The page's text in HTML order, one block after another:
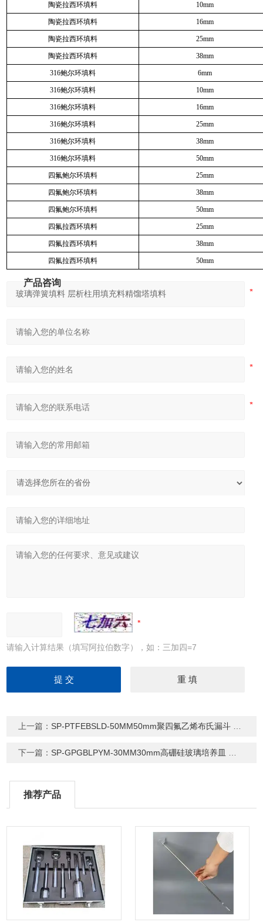
陶瓷拉西环填料 10mm
陶瓷拉西环填料 16mm
陶瓷拉西环填料 25mm
陶瓷拉西环填料 38mm
316鲍尔环填料 6mm
316鲍尔环填料 10mm
316鲍尔环填料 16mm
316鲍尔环填料 25mm
316鲍尔环填料 38mm
316鲍尔环填料 50mm
四氟鲍尔环填料 25mm
四氟鲍尔环填料 38mm
四氟鲍尔环填料 50mm
四氟拉西环填料 25mm
四氟拉西环填料 38mm
四氟拉西环填料 50mm
产品咨询
请输入计算结果（填写阿拉伯数字），如：三加四=7
上一篇： SP-PTFEBSLD-50MM50mm聚四氟乙烯布氏漏斗 PTFE分体式漏斗
下一篇： SP-GPGBLPYM-30MM30mm高硼硅玻璃培养皿 加厚耐高温玻璃平皿
推荐产品